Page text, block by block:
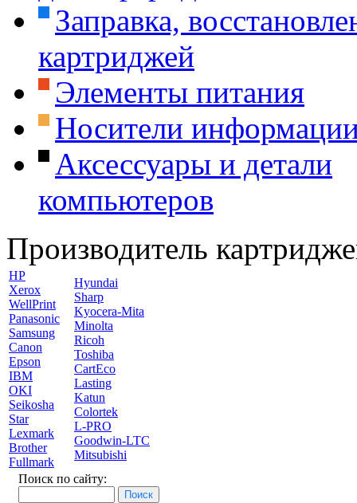
Заправка,
картриджей
Элементы питания
Носители
Аксессуары и детали
компьютеров
Производитель
HP
Xerox
WellPrint
Panasonic
Samsung
Canon
Epson
IBM
OKI
Seikosha
Star
Lexmark
Brother
Fullmark
Hyundai
Sharp
Kyocera-Mita
Minolta
Ricoh
Toshiba
CartEco
Lasting
Katun
Colortek
L-PRO
Goodwin-LTC
Mitsubishi
Поиск по сайту: